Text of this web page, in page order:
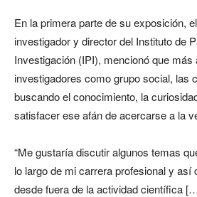
En la primera parte de su exposición,
investigador y director del Instituto de
Investigación (IPI), mencionó que
investigadores como grupo social, las
buscando el conocimiento, la
satisfacer ese afán de acercarse a la
“Me gustaría discutir algunos temas
lo largo de mi carrera profesional y así
desde fuera de la actividad científica